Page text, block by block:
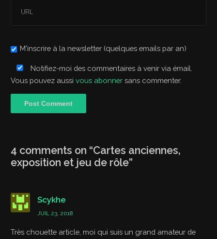
M'inscrire à la newsletter (quelques emails par an)
Notifiez-moi des commentaires à venir via émail.
Vous pouvez aussivous abonner sans commenter.
4 comments on “Cartes anciennes,
exposition et jeu de rôle”
Scykhe
JUIL 23, 2018
Très chouette article, moi qui suis un grand amateur de